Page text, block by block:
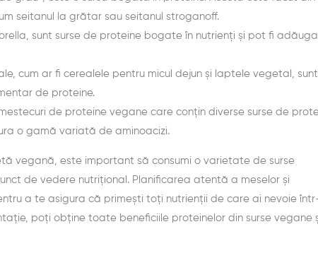
seitanul la grătar sau seitanul stroganoff.
sunt surse de proteine bogate în nutrienți și pot fi
cum ar fi cerealele pentru micul dejun și laptele vegetal, sunt
de proteine.
de proteine vegane care conțin diverse surse de
o gamă variată de aminoacizi.
vegană, este important să consumi o varietate de surse
de vedere nutrițional. Planificarea atentă a meselor și
a te asigura că primești toți nutrienții de care ai nevoie
poți obține toate beneficiile proteinelor din surse vegane